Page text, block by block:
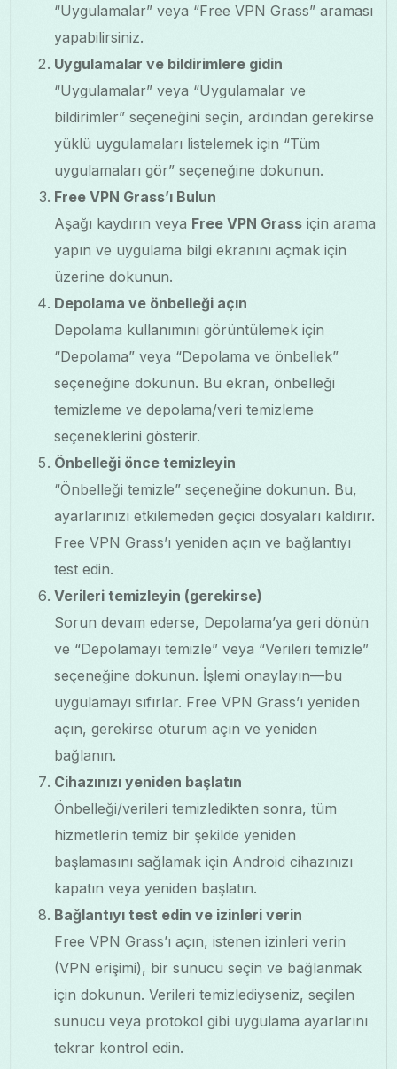
“Uygulamalar” veya “Free VPN Grass” araması
yapabilirsiniz.
Uygulamalar ve bildirimlere gidin
“Uygulamalar” veya “Uygulamalar ve
bildirimler” seçeneğini seçin, ardından gerekirse
yüklü uygulamaları listelemek için “Tüm
uygulamaları gör” seçeneğine dokunun.
Free VPN Grass’ı Bulun
Aşağı kaydırın veya Free VPN Grass için arama
yapın ve uygulama bilgi ekranını açmak için
üzerine dokunun.
Depolama ve önbelleği açın
Depolama kullanımını görüntülemek için
“Depolama” veya “Depolama ve önbellek”
seçeneğine dokunun. Bu ekran, önbelleği
temizleme ve depolama/veri temizleme
seçeneklerini gösterir.
Önbelleği önce temizleyin
“Önbelleği temizle” seçeneğine dokunun. Bu,
ayarlarınızı etkilemeden geçici dosyaları kaldırır.
Free VPN Grass’ı yeniden açın ve bağlantıyı
test edin.
Verileri temizleyin (gerekirse)
Sorun devam ederse, Depolama’ya geri dönün
ve “Depolamayı temizle” veya “Verileri temizle”
seçeneğine dokunun. İşlemi onaylayın—bu
uygulamayı sıfırlar. Free VPN Grass’ı yeniden
açın, gerekirse oturum açın ve yeniden
bağlanın.
Cihazınızı yeniden başlatın
Önbelleği/verileri temizledikten sonra, tüm
hizmetlerin temiz bir şekilde yeniden
başlamasını sağlamak için Android cihazınızı
kapatın veya yeniden başlatın.
Bağlantıyı test edin ve izinleri verin
Free VPN Grass’ı açın, istenen izinleri verin
(VPN erişimi), bir sunucu seçin ve bağlanmak
için dokunun. Verileri temizlediyseniz, seçilen
sunucu veya protokol gibi uygulama ayarlarını
tekrar kontrol edin.